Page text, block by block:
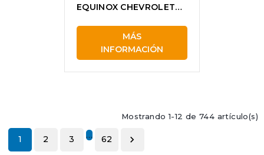
EQUINOX CHEVROLET
MÁS
INFORMACIÓN
Mostrando 1-12 de 744 artículo(s)
1 2 3 … 62 